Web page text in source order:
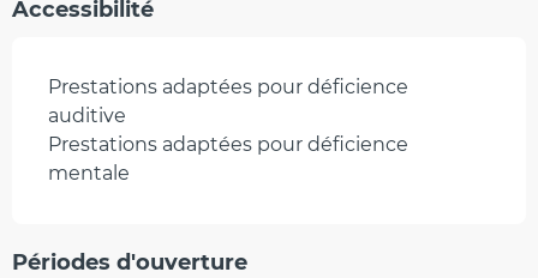
Accessibilité
Prestations adaptées pour déficience
auditive
Prestations adaptées pour déficience
mentale
Périodes d'ouverture